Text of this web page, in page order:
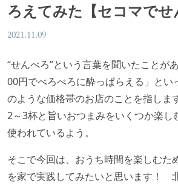
ろえてみた【セコマでせ
2021.11.09
“せんべろ”という言葉を聞いたこと
00円でべろべろに酔っぱらえる」とい
のような価格帯のお店のことを指しま
2～3杯と旨いおつまみをいくつか楽し
使われているよう。
そこで今回は、おうち時間を楽しむた
を家で実践してみたいと思います！